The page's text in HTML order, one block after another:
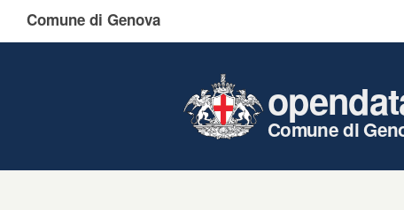
Comune di Genova
Comune di